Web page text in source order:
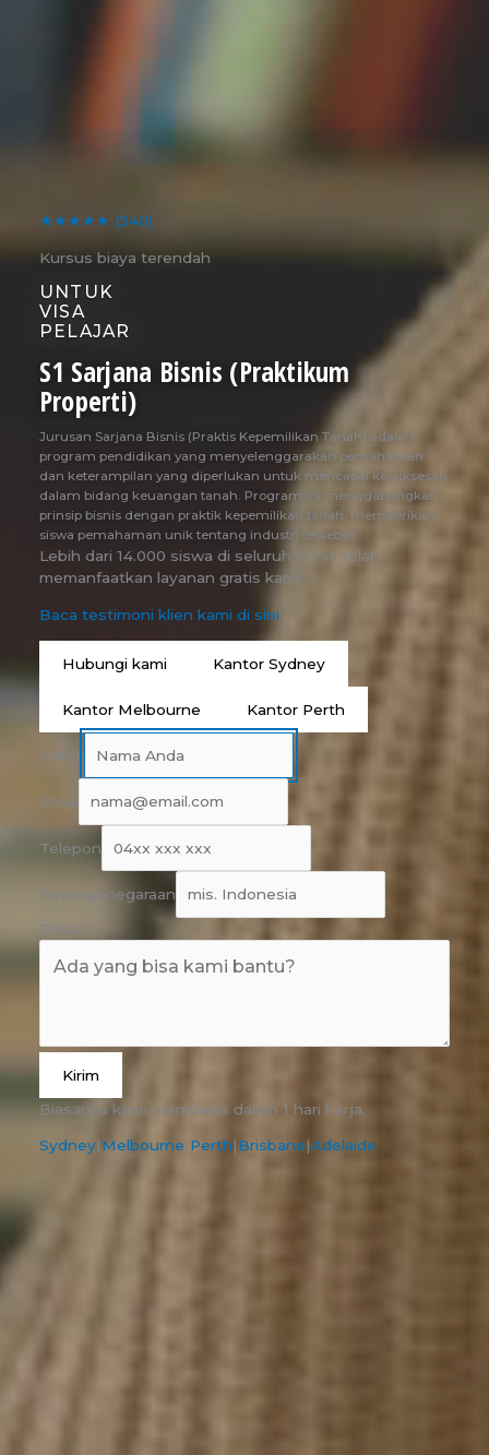
★★★★★ (540)
Kursus biaya terendah
UNTUK
VISA
PELAJAR
S1 Sarjana Bisnis (Praktikum
Properti)
Jurusan Sarjana Bisnis (Praktis Kepemilikan Tanah) adalah
program pendidikan yang menyelenggarakan pemahaman
dan keterampilan yang diperlukan untuk mencapai kesuksesan
dalam bidang keuangan tanah. Program ini menggabungkan
prinsip bisnis dengan praktik kepemilikan tanah, memberikan
siswa pemahaman unik tentang industri tersebut.
Lebih dari 14.000 siswa di seluruh dunia telah
memanfaatkan layanan gratis kami.
Baca testimoni klien kami di sini
Hubungi kami Kantor Sydney
Kantor Melbourne Kantor Perth
Nama
Email
Telepon
Kewarganegaraan
Kirim
Biasanya kami membalas dalam 1 hari kerja.
Sydney|Melbourne|Perth|Brisbane|Adelaide